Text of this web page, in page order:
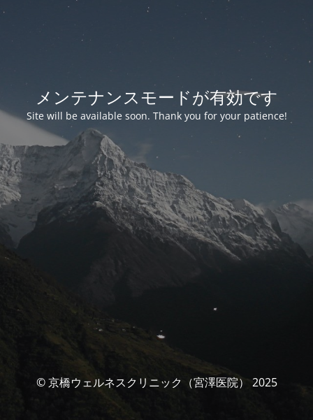
メンテナンスモードが有効です
Site will be available soon. Thank you for your patience!
© 京橋ウェルネスクリニック（宮澤医院） 2025